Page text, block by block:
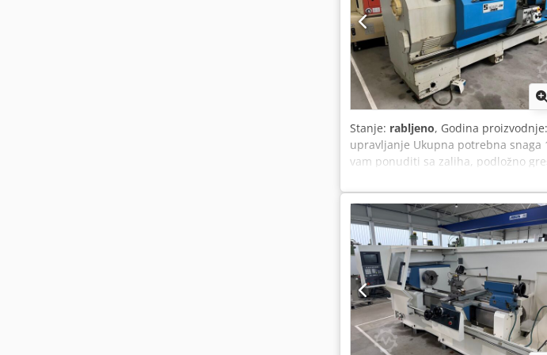
80(+50/-30) mm Brza brzina: 30 m/
OSI X2 Hod: 165 mm Brza brzina:
mjesta za alate: 12 Promjer stezne
pogonjenih alata: 4.000 min-1
Stanje: rabljeno, Godina proizvodnje:
upravljanje Ukupna potrebna snaga
vam ponuditi sa zaliha, podložno
univerzalni tokarski stroj s cikličnim
_____ Rotary? iznad kreveta 570
mm Potporne staze X-os / Z-os
kontinuirano podesiv 1 – 2.500 o/
7000 mm/min Posmak osi Z max /
Hod pinola konja / snimanje 160 mm
Težina cca 4.000 kg Pribor/posebna
ručnih kotača ili automatizirano s
grafički podržanim dijaloški
monitoru s prikazom preostale
konstantna), Ciljane točke